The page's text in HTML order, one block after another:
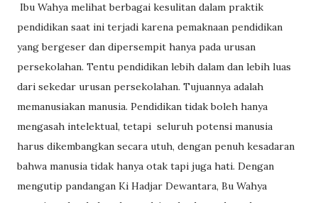
Ibu Wahya melihat berbagai kesulitan dalam praktik
pendidikan saat ini terjadi karena pemaknaan pendidikan
yang bergeser dan dipersempit hanya pada urusan
persekolahan. Tentu pendidikan lebih dalam dan lebih luas
dari sekedar urusan persekolahan. Tujuannya adalah
memanusiakan manusia. Pendidikan tidak boleh hanya
mengasah intelektual, tetapi seluruh potensi manusia
harus dikembangkan secara utuh, dengan penuh kesadaran
bahwa manusia tidak hanya otak tapi juga hati. Dengan
mengutip pandangan Ki Hadjar Dewantara, Bu Wahya